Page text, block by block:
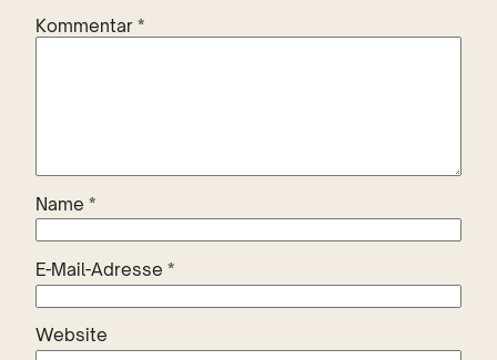
Kommentar *
Name *
E-Mail-Adresse *
Website